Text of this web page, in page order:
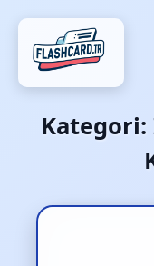
Kategori: